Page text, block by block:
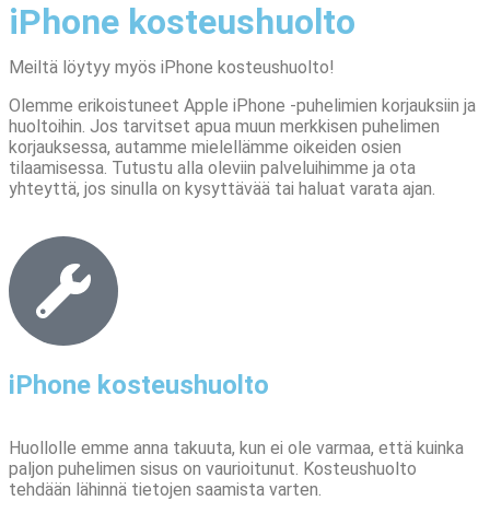
iPhone kosteushuolto​
Meiltä löytyy myös iPhone kosteushuolto!
Olemme erikoistuneet Apple iPhone -puhelimien korjauksiin ja
huoltoihin. Jos tarvitset apua muun merkkisen puhelimen
korjauksessa, autamme mielellämme oikeiden osien
tilaamisessa. Tutustu alla oleviin palveluihimme ja ota
yhteyttä, jos sinulla on kysyttävää tai haluat varata ajan.
iPhone kosteushuolto​
Huollolle emme anna takuuta, kun ei ole varmaa, että kuinka
paljon puhelimen sisus on vaurioitunut. Kosteushuolto
tehdään lähinnä tietojen saamista varten.